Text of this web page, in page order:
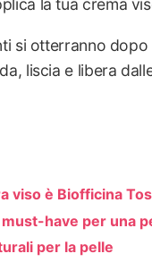
la tua crema
si otterranno
liscia e libera
viso è Biofficina
have per una
per la pelle